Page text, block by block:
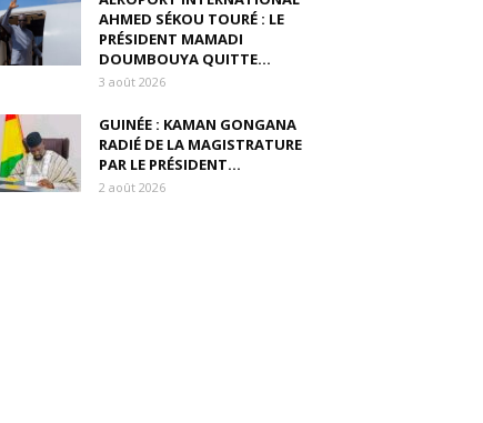
AHMED SÉKOU TOURÉ : LE
PRÉSIDENT MAMADI
DOUMBOUYA QUITTE...
3 août 2026
GUINÉE : KAMAN GONGANA
RADIÉ DE LA MAGISTRATURE
PAR LE PRÉSIDENT...
2 août 2026